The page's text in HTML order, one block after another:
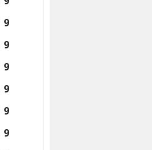
9
9
9
9
9
9